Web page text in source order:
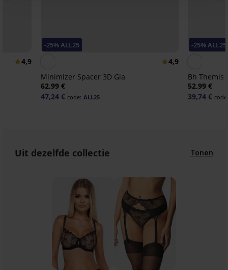
4,9
-25% ALL25
4,9
Minimizer Spacer 3D Gia
62,99 €
47,24 € code: ALL25
-25% ALL25
Bh Themis
52,99 €
39,74 € code:
Uit dezelfde collectie Tonen